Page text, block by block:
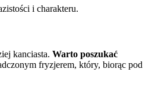
i charakteru.
kanciasta. Warto poszukać
fryzjerem, który, biorąc pod